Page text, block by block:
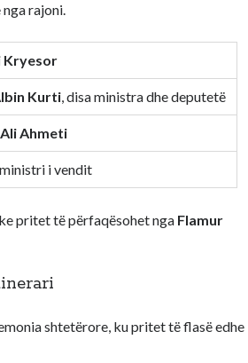
nga rajoni.
Kryesor
Kurti, disa ministra dhe deputetë
Ali Ahmeti
i vendit
pritet të përfaqësohet nga Flamur
shtetërore, ku pritet të flasë edhe